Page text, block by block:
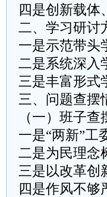
四是创新载体
二、学习研讨
一是示范带头
二是系统深入
三是丰富形式
三、问题查摆
（一）班子
一是“两新”工
二是为民理念
三是以改革创
四是作风不够